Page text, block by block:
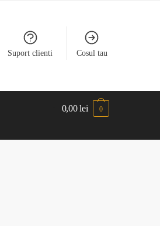
Suport clienti Cosul tau
0,00lei 0